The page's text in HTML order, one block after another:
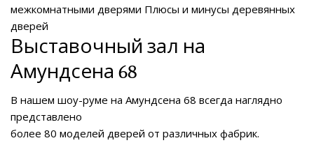
межкомнатными дверями Плюсы и минусы деревянных
дверей
Выставочный зал на
Амундсена 68
В нашем шоу-руме на Амундсена 68 всегда наглядно
представлено
более 80 моделей дверей от различных фабрик.